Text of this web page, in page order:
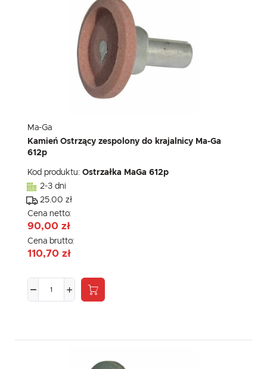
Ma-Ga
Kamień Ostrzący zespolony do krajalnicy Ma-Ga
612p
Kod produktu: Ostrzałka MaGa 612p
2-3 dni
25.00 zł
Cena netto:
90,00 zł
Cena brutto:
110,70 zł